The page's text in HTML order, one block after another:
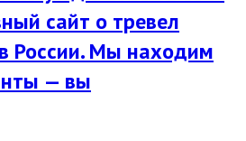
сайт о тревел
России. Мы находим
— вы